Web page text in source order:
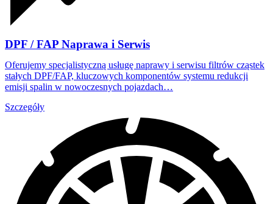
DPF / FAP Naprawa i Serwis
Oferujemy specjalistyczną usługę naprawy i serwisu filtrów cząstek
stałych DPF/FAP, kluczowych komponentów systemu redukcji
emisji spalin w nowoczesnych pojazdach…
Szczegóły